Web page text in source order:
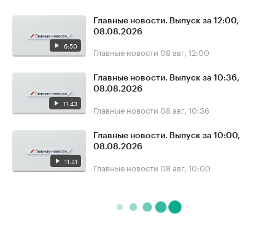
6:50
Главные новости. Выпуск за 12:00,
08.08.2026
Главные новости 08 авг, 12:00
11:43
Главные новости. Выпуск за 10:36,
08.08.2026
Главные новости 08 авг, 10:36
11:41
Главные новости. Выпуск за 10:00,
08.08.2026
Главные новости 08 авг, 10:00